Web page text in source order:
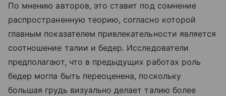
По мнению авторов, это ставит под сомнение
распространенную теорию, согласно которой
главным показателем привлекательности является
соотношение талии и бедер. Исследователи
предполагают, что в предыдущих работах роль
бедер могла быть переоценена, поскольку
большая грудь визуально делает талию более